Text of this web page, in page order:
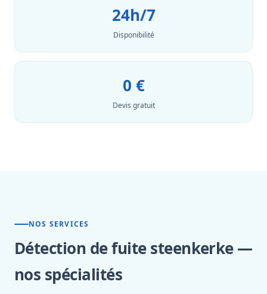
24h/7
Disponibilité
0 €
Devis gratuit
NOS SERVICES
Détection de fuite steenkerke —
nos spécialités